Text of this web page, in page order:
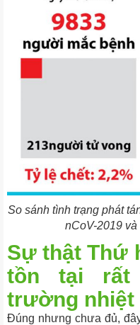
So sánh tình trạng phát
nCoV-2019 và
Sự thật Thứ
tồn tại rất
trường nhiệt
Đúng nhưng chưa đủ,